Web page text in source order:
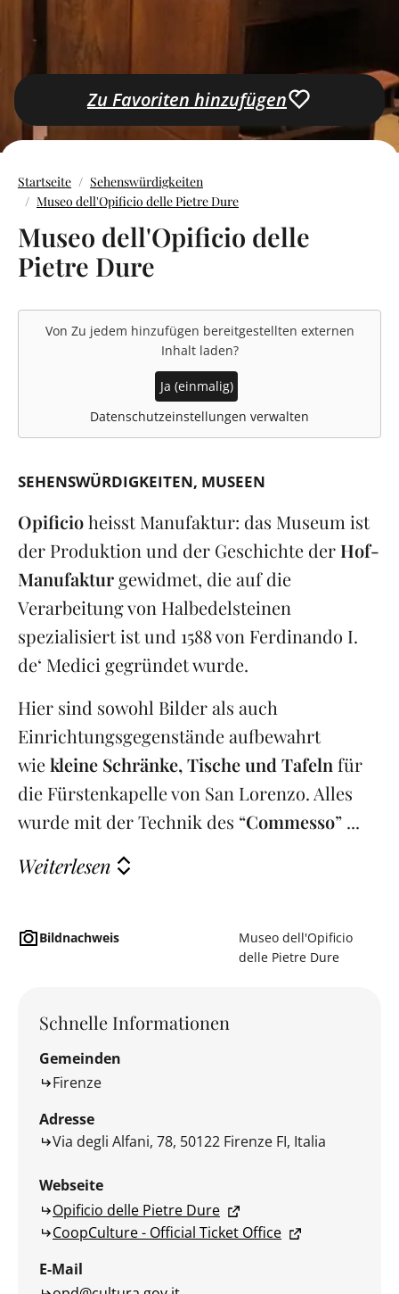
Zu Favoriten hinzufügen
Startseite
Sehenswürdigkeiten
Museo dell'Opificio delle Pietre Dure
Museo dell'Opificio delle
Pietre Dure
Von Zu jedem hinzufügen bereitgestellten externen
Inhalt laden?
Ja (einmalig)
Datenschutzeinstellungen verwalten
SEHENSWÜRDIGKEITEN MUSEEN
Opificioheisst Manufaktur: das Museum ist
der Produktion und der Geschichte der Hof-
Manufakturgewidmet, die auf die
Verarbeitung von Halbedelsteinen
spezialisiert ist und 1588 von Ferdinando I.
de‘ Medici gegründet wurde.
Hier sind sowohl Bilder als auch
Einrichtungsgegenstände aufbewahrt
wiekleine Schränke, Tische und Tafeln für
die Fürstenkapelle von San Lorenzo. Alles
wurde mit der Technik des “Commesso” ...
Weiterlesen
Bildnachweis
Museo dell'Opificio
delle Pietre Dure
Schnelle Informationen
Gemeinden
Firenze
Adresse
Via degli Alfani, 78, 50122 Firenze FI, Italia
Webseite
Opificio delle Pietre Dure
CoopCulture - Official Ticket Office
E-Mail